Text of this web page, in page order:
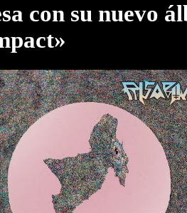
con su nuevo